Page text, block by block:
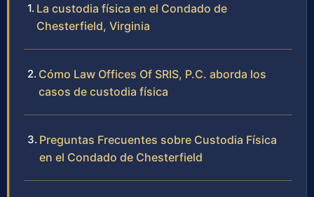
La custodia física en el Condado de
Chesterfield, Virginia
Cómo Law Offices Of SRIS, P.C. aborda los
casos de custodia física
Preguntas Frecuentes sobre Custodia Física
en el Condado de Chesterfield